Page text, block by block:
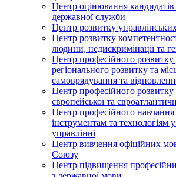
Центр оцінювання кандидатів
державної служби
Центр розвитку
Центр розвитку
людини, недискримінації та
Центр професійного розвитку
регіонального розвитку та
самоврядування та
Центр професійного розвитку
європейської та
Центр професійного
інструментам та технологіям
управлінні
Центр вивчення офіційних
Союзу
Центр підвищення